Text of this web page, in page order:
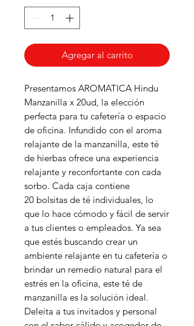
Agregar al carrito
Presentamos AROMATICA Hindu
Manzanilla x 20ud, la elección
perfecta para tu cafetería o espacio
de oficina. Infundido con el aroma
relajante de la manzanilla, este té
de hierbas ofrece una experiencia
relajante y reconfortante con cada
sorbo. Cada caja contiene
20 bolsitas de té individuales, lo
que lo hace cómodo y fácil de servir
a tus clientes o empleados. Ya sea
que estés buscando crear un
ambiente relajante en tu cafetería o
brindar un remedio natural para el
estrés en la oficina, este té de
manzanilla es la solución ideal.
Deleita a tus invitados y personal